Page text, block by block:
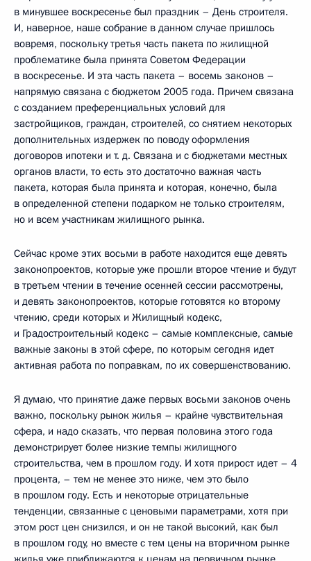
в минувшее воскресенье был праздник – День строителя.
И, наверное, наше собрание в данном случае пришлось
вовремя, поскольку третья часть пакета по жилищной
проблематике была принята Советом Федерации
в воскресенье. И эта часть пакета – восемь законов –
напрямую связана с бюджетом 2005 года. Причем связана
с созданием преференциальных условий для
застройщиков, граждан, строителей, со снятием некоторых
дополнительных издержек по поводу оформления
договоров ипотеки и т. д. Связана и с бюджетами местных
органов власти, то есть это достаточно важная часть
пакета, которая была принята и которая, конечно, была
в определенной степени подарком не только строителям,
но и всем участникам жилищного рынка.
Сейчас кроме этих восьми в работе находится еще девять
законопроектов, которые уже прошли второе чтение и будут
в третьем чтении в течение осенней сессии рассмотрены,
и девять законопроектов, которые готовятся ко второму
чтению, среди которых и Жилищный кодекс,
и Градостроительный кодекс – самые комплексные, самые
важные законы в этой сфере, по которым сегодня идет
активная работа по поправкам, по их совершенствованию.
Я думаю, что принятие даже первых восьми законов очень
важно, поскольку рынок жилья – крайне чувствительная
сфера, и надо сказать, что первая половина этого года
демонстрирует более низкие темпы жилищного
строительства, чем в прошлом году. И хотя прирост идет – 4
процента, – тем не менее это ниже, чем это было
в прошлом году. Есть и некоторые отрицательные
тенденции, связанные с ценовыми параметрами, хотя при
этом рост цен снизился, и он не такой высокий, как был
в прошлом году, но вместе с тем цены на вторичном рынке